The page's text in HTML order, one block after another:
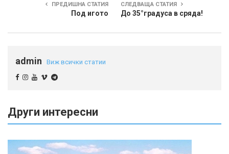
ПРЕДИШНА СТАТИЯ
Под игото
СЛЕДВАЩА СТАТИЯ
До 35°градуса в сряда!
admin Виж всички статии
Други интересни